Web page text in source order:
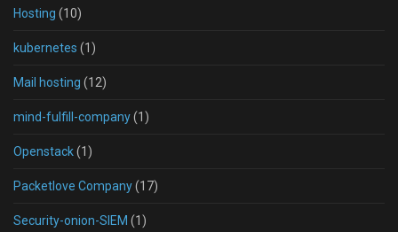
Hosting (10)
kubernetes (1)
Mail hosting (12)
mind-fulfill-company(1)
Openstack(1)
Packetlove Company(17)
Security-onion-SIEM (1)